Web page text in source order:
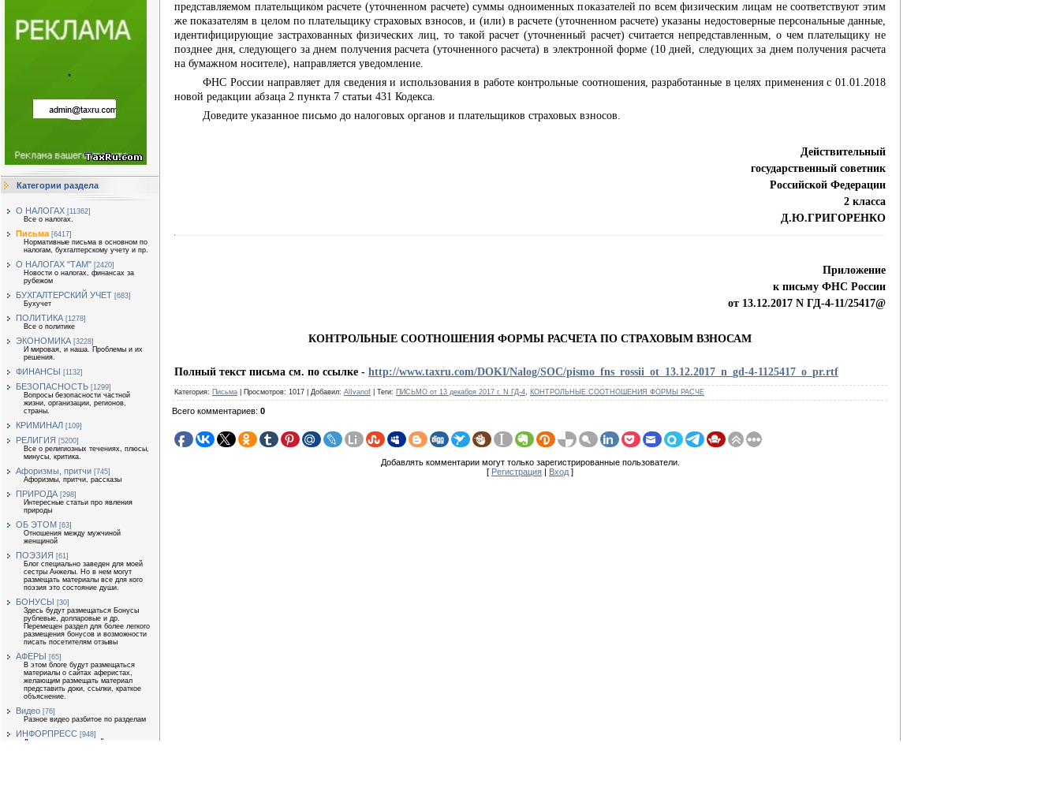
Категории раздела
О НАЛОГАХ [11362]
Все о налогах.
Письма [6417]
Нормативные письма в основном по
налогам, бухгалтерскому учету и пр.
О НАЛОГАХ "ТАМ" [2420]
Новости о налогах, финансах за
рубежом
БУХГАЛТЕРСКИЙ УЧЕТ [683]
Бухучет
ПОЛИТИКА [1278]
Все о политике
ЭКОНОМИКА [3228]
И мировая, и наша. Проблемы и их
решения.
ФИНАНСЫ [1132]
БЕЗОПАСНОСТЬ [1299]
Вопросы безопасности частной
жизни, организации, регионов,
страны.
КРИМИНАЛ [109]
РЕЛИГИЯ [5200]
Все о религиозных течениях, плюсы,
минусы, критика.
Афоризмы, притчи [745]
Афоризмы, притчи, рассказы
ПРИРОДА [298]
Интересные статьи про явления
природы
ОБ ЭТОМ [63]
Отношения между мужчиной
женщиной
ПОЭЗИЯ [61]
Блог специально заведен для моей
сестры Анжелы. Но в нем могут
размещать материалы все для кого
поэзия это состояние души.
БОНУСЫ [30]
Здесь будут размещаться Бонусы
рублевые, долларовые и др.
Перемещен раздел для более легкого
размещения бонусов и возможности
писать посетителям отзывы
АФЕРЫ [65]
В этом блоге будут размещаться
материалы о сайтах аферистах,
желающим размещать материал
представить доки, ссылки, краткое
объяснение.
Видео [76]
Разное видео разбитое по разделам
ИНФОРПРЕСС [948]
Для размещения статей
представляемом плательщиком расчете (уточненном расчете) суммы одноименных показателей по всем физическим лицам не соответствуют этим
же показателям в целом по плательщику страховых взносов, и (или) в расчете (уточненном расчете) указаны недостоверные персональные данные,
идентифицирующие застрахованных физических лиц, то такой расчет (уточненный расчет) считается непредставленным, о чем плательщику не
позднее дня, следующего за днем получения расчета (уточненного расчета) в электронной форме (10 дней, следующих за днем получения расчета
на бумажном носителе), направляется уведомление.
ФНС России направляет для сведения и использования в работе контрольные соотношения, разработанные в целях применения с 01.01.2018
новой редакции абзаца 2 пункта 7 статьи 431 Кодекса.
Доведите указанное письмо до налоговых органов и плательщиков страховых взносов.
Действительный
государственный советник
Российской Федерации
2 класса
Д.Ю.ГРИГОРЕНКО
Приложение
к письму ФНС России
от 13.12.2017 N ГД-4-11/25417@
КОНТРОЛЬНЫЕ СООТНОШЕНИЯ ФОРМЫ РАСЧЕТА ПО СТРАХОВЫМ ВЗНОСАМ
Полный текст письма см. по ссылке - http://www.taxru.com/DOKI/Nalog/SOC/pismo_fns_rossii_ot_13.12.2017_n_gd-4-1125417_o_pr.rtf
Категория: Письма Просмотров: 1017 Добавил: AlIvanof Теги: ПИСЬМО от 13 декабря 2017 г. N ГД-4 КОНТРОЛЬНЫЕ СООТНОШЕНИЯ ФОРМЫ РАСЧЕ
Всего комментариев: 0
Добавлять комментарии могут только зарегистрированные пользователи.
[ Регистрация | Вход ]